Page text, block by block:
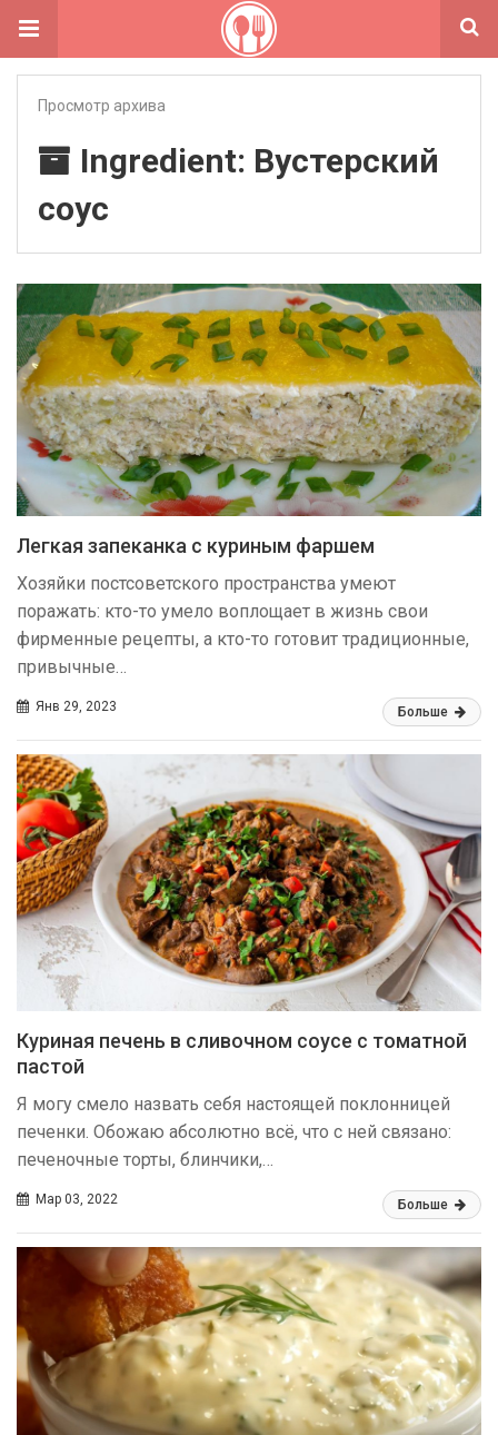
Просмотр архива
Ingredient: Вустерский
соус
Легкая запеканка с куриным фаршем
Хозяйки постсоветского пространства умеют
поражать: кто-то умело воплощает в жизнь свои
фирменные рецепты, а кто-то готовит традиционные,
привычные…
Янв 29, 2023 Больше
Куриная печень в сливочном соусе с томатной
пастой
Я могу смело назвать себя настоящей поклонницей
печенки. Обожаю абсолютно всё, что с ней связано:
печеночные торты, блинчики,…
Мар 03, 2022 Больше